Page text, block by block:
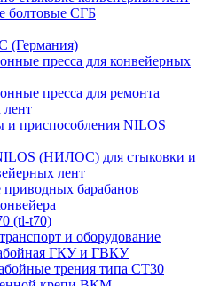
болтовые СГБ
(Германия)
пресса для конвейерных
пресса для ремонта
лент
и приспособления NILOS
(НИЛОС) для стыковки и
лент
барабанов
(tl-t70)
и оборудование
ГКУ и ГВКУ
трения типа CT30